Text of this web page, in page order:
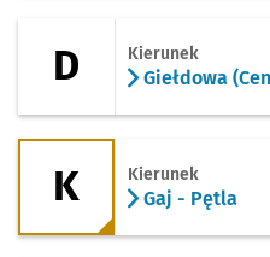
D - kierunek
D Kierunek
Giełdowa
K - kierunek Gaj -
K Kierunek
Gaj - Pętla